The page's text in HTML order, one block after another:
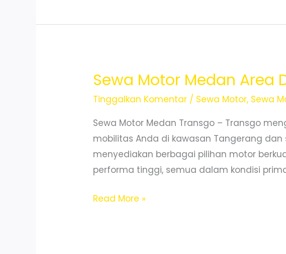
Murah
Bulanan
Sewa Motor Medan Area
Tinggalkan Komentar / Sewa Motor, Sewa
Sewa Motor Medan Transgo – Transgo
mobilitas Anda di kawasan Tangerang
menyediakan berbagai pilihan motor
performa tinggi, semua dalam kondisi
Sewa
Read More »